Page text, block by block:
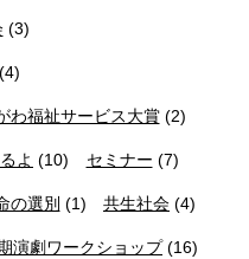
(3)
(4)
わ福祉サービス大賞(2)
よ (10) セミナー (7)
の選別 (1) 共生社会 (4)
演劇ワークショップ(16)